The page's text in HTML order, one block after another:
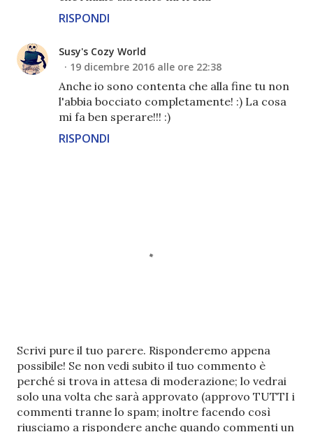
RISPONDI
Susy's Cozy World
19 dicembre 2016 alle ore 22:38
Anche io sono contenta che alla fine tu non
l'abbia bocciato completamente! :) La cosa
mi fa ben sperare!!! :)
RISPONDI
P
o
s
t
a
u
Scrivi pure il tuo parere. Risponderemo appena
possibile! Se non vedi subito il tuo commento è
perché si trova in attesa di moderazione; lo vedrai
solo una volta che sarà approvato (approvo TUTTI i
commenti tranne lo spam; inoltre facendo così
riusciamo a rispondere anche quando commenti un